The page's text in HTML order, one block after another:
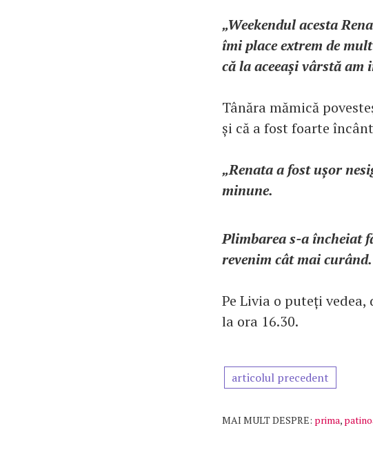
„Weekendul acesta
îmi place extrem de
că la aceeași vârstă am
Tânăra mămică
și că a fost foarte
„Renata a fost ușor
minune.
Plimbarea s-a încheiat
revenim cât mai
Pe Livia o puteți
la ora 16.30.
articolul precedent
MAI MULT DESPRE: prima,